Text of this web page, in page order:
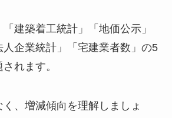
「建築着工統計」「地価公示」
人企業統計」「宅建業者数」 の5
れます。
、 増減傾向を理解しましょ